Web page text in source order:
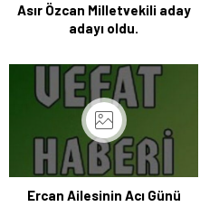
Asır Özcan Milletvekili aday
adayı oldu.
Ercan Ailesinin Acı Günü